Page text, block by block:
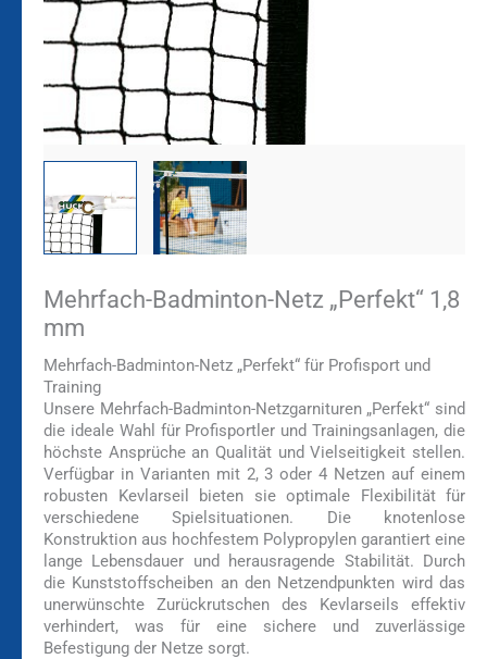
Mehrfach-Badminton-Netz „Perfekt“ 1,8
mm
Mehrfach-Badminton-Netz „Perfekt“ für Profisport und
Training
Unsere Mehrfach-Badminton-Netzgarnituren „Perfekt“ sind
die ideale Wahl für Profisportler und Trainingsanlagen, die
höchste Ansprüche an Qualität und Vielseitigkeit stellen.
Verfügbar in Varianten mit 2, 3 oder 4 Netzen auf einem
robusten Kevlarseil bieten sie optimale Flexibilität für
verschiedene Spielsituationen. Die knotenlose
Konstruktion aus hochfestem Polypropylen garantiert eine
lange Lebensdauer und herausragende Stabilität. Durch
die Kunststoffscheiben an den Netzendpunkten wird das
unerwünschte Zurückrutschen des Kevlarseils effektiv
verhindert, was für eine sichere und zuverlässige
Befestigung der Netze sorgt.